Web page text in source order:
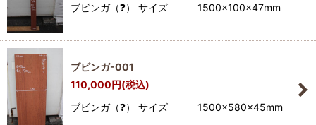
ブビンガ（❓） サイズ 1500×100×47mm
ブビンガ-001
110,000円(税込)
ブビンガ（❓） サイズ 1500×580×45mm